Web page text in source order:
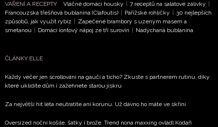
VAŘENÍ A RECEPTY Vláčné domácí housky 7 receptů na salátové zálivky
Francouzská třešňová bublanina (Clafoutis)
Pařížské rohlíčky
30 nejlepších
způsobů, jak využít rybíz
Zapečené brambory s uzeným masem a
smetanou
Domácí iontový nápoj ze tří surovin Nadýchaná bublanina
ČLÁNKY ELLE
Každý večer jen scrollování na gauči a ticho? Zkuste s partnerem rutinu, díky
které uklidíte dům i zažehnete starou jiskru
Za největší hit léta neutratíte ani korunu. Už dávno ho máte ve skříni
Oversized noční košile, šátky i brože. Trend nona maxxing ovládl Kodaň